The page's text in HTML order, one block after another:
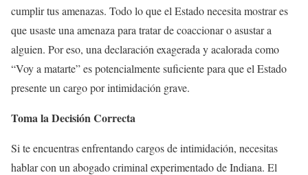
cumplir tus amenazas. Todo lo que el Estado necesita mostrar es
que usaste una amenaza para tratar de coaccionar o asustar a
alguien. Por eso, una declaración exagerada y acalorada como
“Voy a matarte” es potencialmente suficiente para que el Estado
presente un cargo por intimidación grave.
Toma la Decisión Correcta
Si te encuentras enfrentando cargos de intimidación, necesitas
hablar con un abogado criminal experimentado de Indiana. El